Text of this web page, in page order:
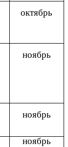
октябрь
ноябрь
ноябрь
ноябрь